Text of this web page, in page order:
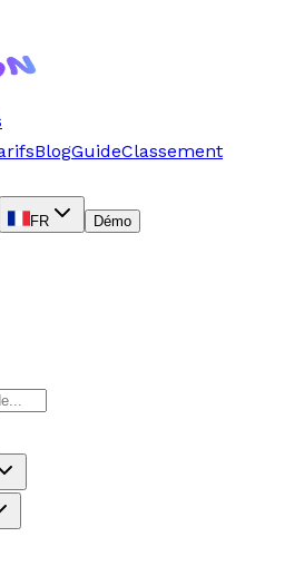
BlogGuideClassement
FR Démo